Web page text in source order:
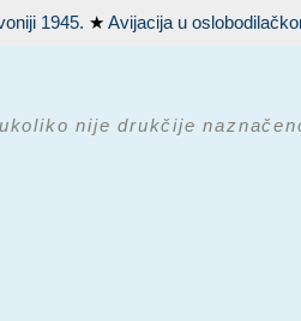
1945. ★Avijacija u
nije drukčije